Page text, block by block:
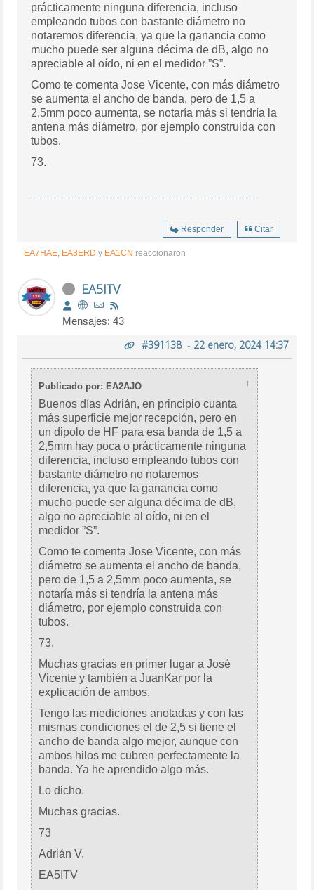
prácticamente ninguna diferencia, incluso
empleando tubos con bastante diámetro no
notaremos diferencia, ya que la ganancia como
mucho puede ser alguna décima de dB, algo no
apreciable al oído, ni en el medidor ”S”.
Como te comenta Jose Vicente, con más diámetro
se aumenta el ancho de banda, pero de 1,5 a
2,5mm poco aumenta, se notaría más si tendría la
antena más diámetro, por ejemplo construida con
tubos.
73.
Responder Citar
EA7HAE, EA3ERD y EA1CN reaccionaron
EA5ITV
Mensajes: 43
#391138- 22 enero, 2024 14:37
Publicado por: EA2AJO ↑
Buenos días Adrián, en principio cuanta
más superficie mejor recepción, pero en
un dipolo de HF para esa banda de 1,5 a
2,5mm hay poca o prácticamente ninguna
diferencia, incluso empleando tubos con
bastante diámetro no notaremos
diferencia, ya que la ganancia como
mucho puede ser alguna décima de dB,
algo no apreciable al oído, ni en el
medidor ”S”.
Como te comenta Jose Vicente, con más
diámetro se aumenta el ancho de banda,
pero de 1,5 a 2,5mm poco aumenta, se
notaría más si tendría la antena más
diámetro, por ejemplo construida con
tubos.
73.
Muchas gracias en primer lugar a José
Vicente y también a JuanKar por la
explicación de ambos.
Tengo las mediciones anotadas y con las
mismas condiciones el de 2,5 si tiene el
ancho de banda algo mejor, aunque con
ambos hilos me cubren perfectamente la
banda. Ya he aprendido algo más.
Lo dicho.
Muchas gracias.
73
Adrián V.
EA5ITV